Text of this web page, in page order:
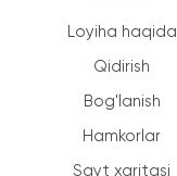
Loyiha haqida
Qidirish
Bog'lanish
Hamkorlar
Sayt xaritasi